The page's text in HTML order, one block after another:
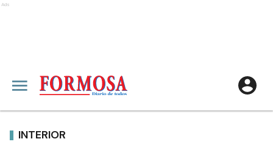
Ads
INTERIOR